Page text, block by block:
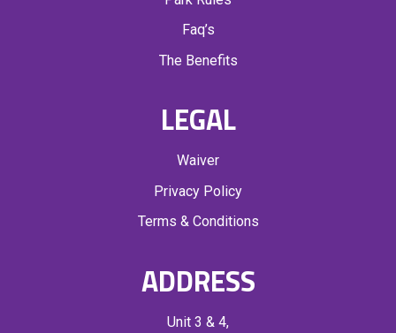
Faq’s
The Benefits
LEGAL
Waiver
Privacy Policy
Terms & Conditions
ADDRESS
Unit 3 & 4,